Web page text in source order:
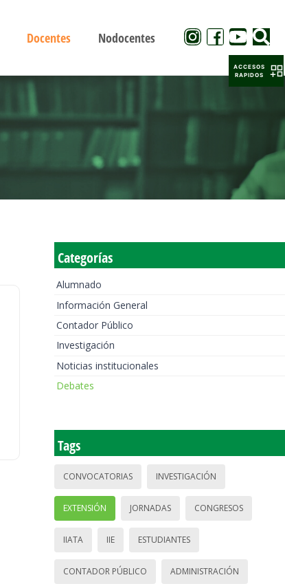
Docentes Nodocentes
Categorías
Alumnado
Información General
Contador Público
Investigación
Noticias institucionales
Debates
Tags
CONVOCATORIAS INVESTIGACIÓN
EXTENSIÓN JORNADAS CONGRESOS
IIATA IIE ESTUDIANTES
CONTADOR PÚBLICO ADMINISTRACIÓN
ACCESOS
RAPIDOS